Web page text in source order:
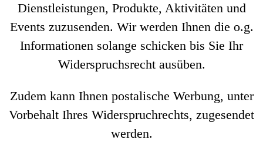
Dienstleistungen, Produkte, Aktivitäten und
Events zuzusenden. Wir werden Ihnen die o.g.
Informationen solange schicken bis Sie Ihr
Widerspruchsrecht ausüben.
Zudem kann Ihnen postalische Werbung, unter
Vorbehalt Ihres Widerspruchrechts, zugesendet
werden.